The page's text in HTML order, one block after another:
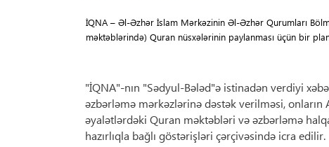
İQNA – Əl-Əzhər İslam Mərkəzinin Əl-Əzhər Qurumları
məktəblərində) Quran nüsxələrinin paylanması üçün bir
"İQNA"-nın "Sədyul-Bələd"ə istinadən verdiyi
əzbərləmə mərkəzlərinə dəstək verilməsi,
əyalətlərdəki Quran məktəbləri və əzbərləmə
hazırlıqla bağlı göstərişləri çərçivəsində icra edilir.